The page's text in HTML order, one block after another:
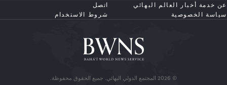
عن خدمة أخبار العالم البهائي
اتصل
سياسة الخصوصية
شروط الاستخدام
© 2026 المجتمع الدولي البهائي. جميع الحقوق محفوظة.